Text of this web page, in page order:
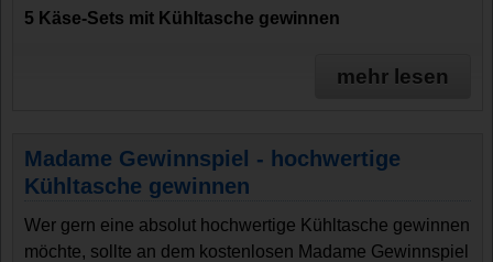
5 Käse-Sets mit Kühltasche gewinnen
mehr lesen
Madame Gewinnspiel - hochwertige
Kühltasche gewinnen
Wer gern eine absolut hochwertige Kühltasche gewinnen
möchte, sollte an dem kostenlosen Madame Gewinnspiel